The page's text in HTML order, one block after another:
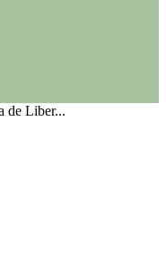
de Liber...